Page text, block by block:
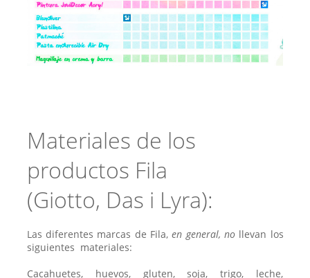
Materiales de los
productos Fila
(Giotto, Das i Lyra):
Las diferentes marcas de Fila,en general, nollevan los
siguientes materiales:
Cacahuetes, huevos, gluten, soja, trigo, leche,